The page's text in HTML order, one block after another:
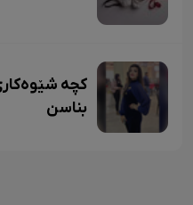
کچە
بناسن